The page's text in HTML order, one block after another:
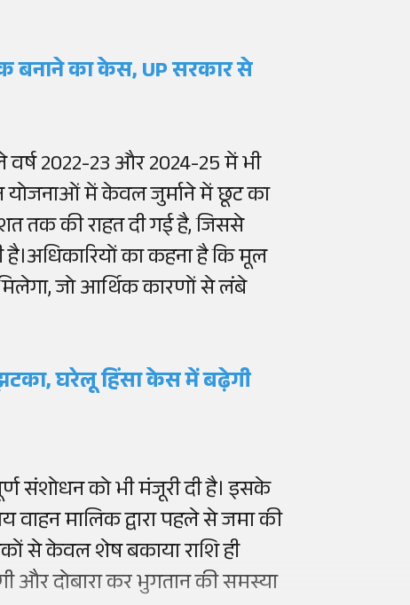
बनाने का केस, UP सरकार से
2022-23 और 2024-25 में भी
योजनाओं में केवल जुर्माने में छूट का
तक की राहत दी गई है, जिससे
का कहना है कि मूल
जो आर्थिक कारणों से लंबे
झटका, घरेलू हिंसा केस में बढ़ेगी
संशोधन को भी मंजूरी दी है। इसके
मालिक द्वारा पहले से जमा की
से केवल शेष बकाया राशि ही
और दोबारा कर भुगतान की समस्या